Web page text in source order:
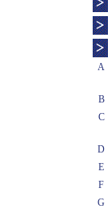
A
B
C
D
E
F
G